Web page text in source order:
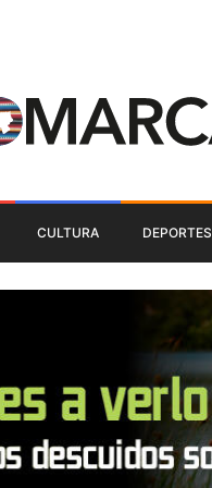
CULTURA DEPORTES